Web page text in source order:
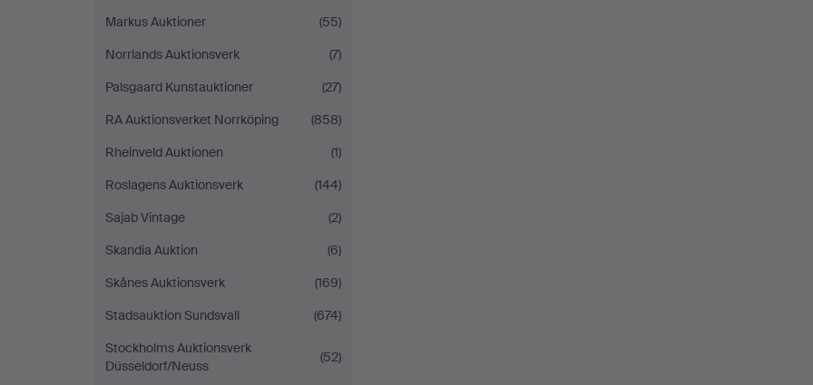
Markus Auktioner
(55)
Norrlands Auktionsverk
(7)
Palsgaard Kunstauktioner
(27)
RA Auktionsverket Norrköping
(858)
Rheinveld Auktionen
(1)
Roslagens Auktionsverk
(144)
Sajab Vintage
(2)
Skandia Auktion
(6)
Skånes Auktionsverk
(169)
Stadsauktion Sundsvall
(674)
Stockholms Auktionsverk
Düsseldorf/Neuss
(52)